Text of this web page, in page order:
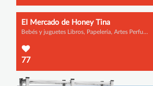
El Mercado de Honey Tina
Bebés y juguetes Libros, Papelería, Artes Perfumería y cosmética Otros
77